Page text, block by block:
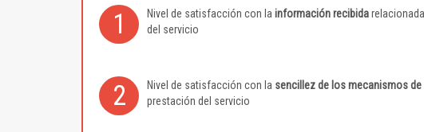
1 Nivel de satisfacción con la información recibida
del servicio
2 Nivel de satisfacción con la sencillez de los mecanismos de
prestación del servicio